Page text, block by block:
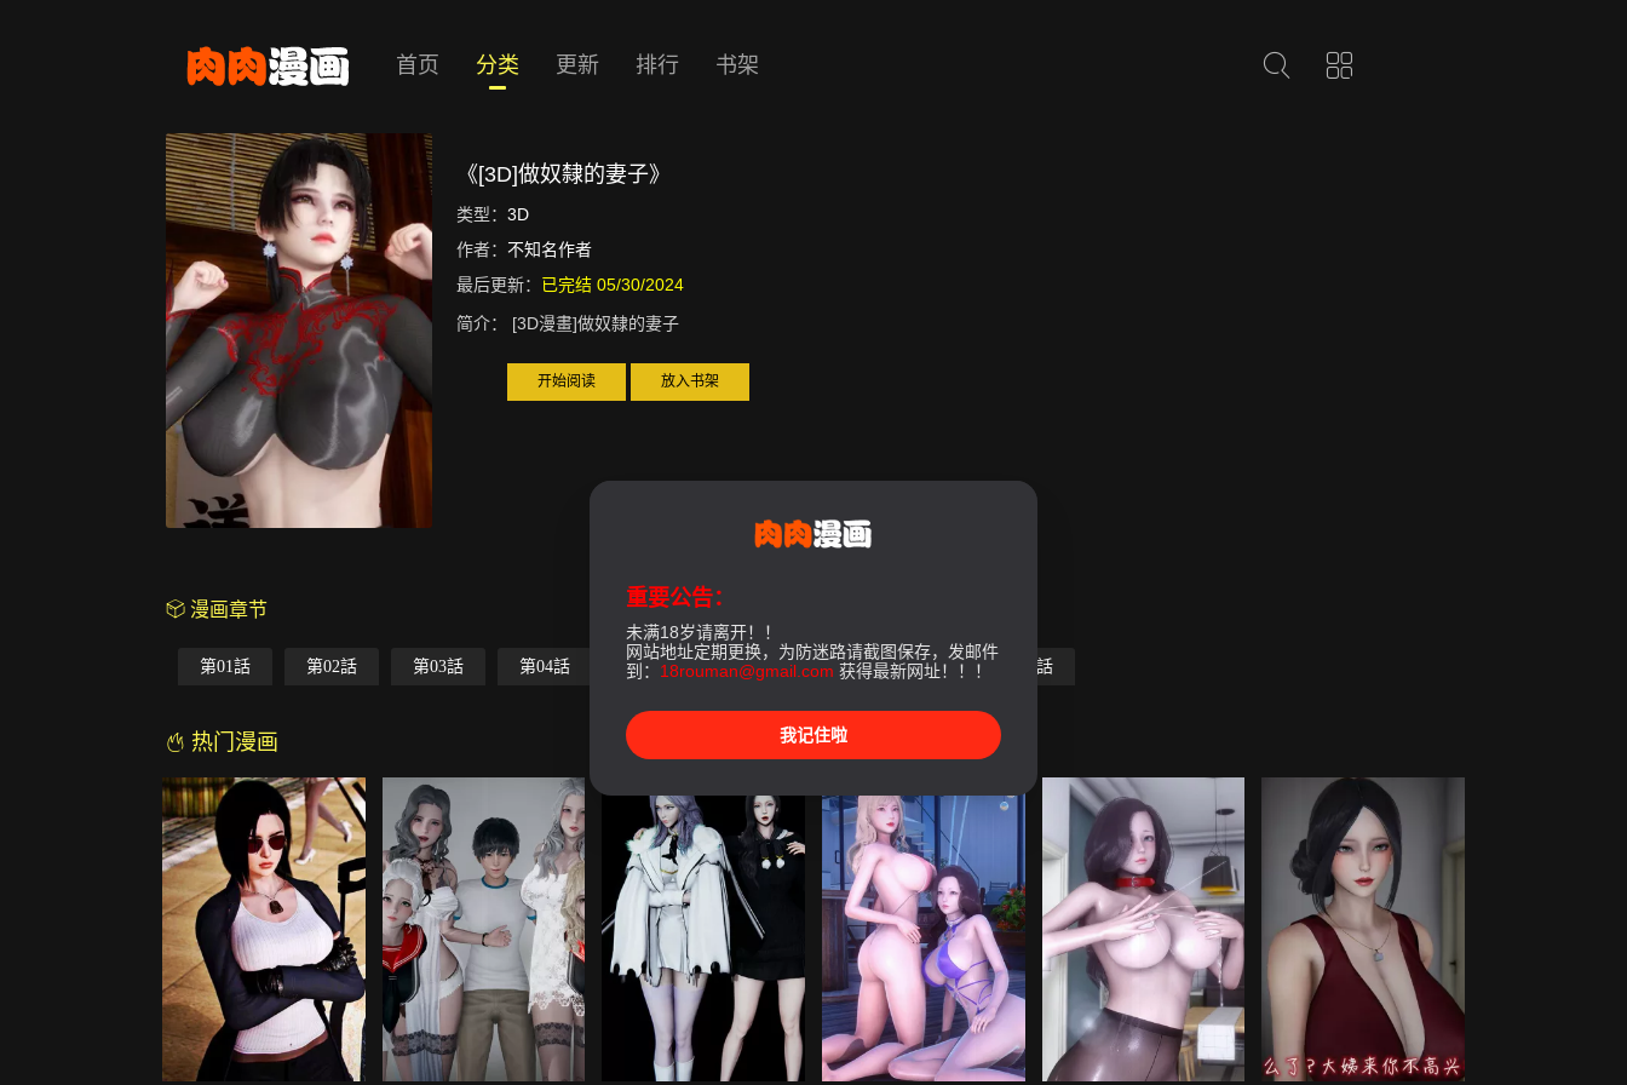
首页 分类 更新 排行 书架
《[3D]做奴隸的妻子》
类型： 3D
作者： 不知名作者
最后更新： 已完结 05/30/2024
简介：
[3D漫畫]做奴隸的妻子
开始阅读 放入书架
漫画章节
第01話 第02話 第03話 第04話 第05話 第06話 第07話 第08話-最終話
热门漫画
重要公告：
未满18岁请离开！！
网站地址定期更换，为防迷路请截图保存，发邮件
到： 18rouman@gmail.com 获得最新网址！！！
我记住啦